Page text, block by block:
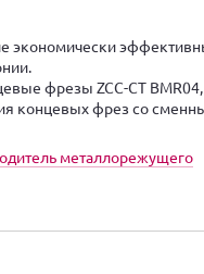
экономически
фрезы ZCC-CT BMR04,
концевых фрез со
металлорежущего